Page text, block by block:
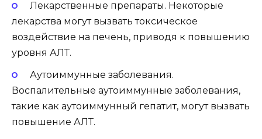
Лекарственные препараты. Некоторые
лекарства могут вызвать токсическое
воздействие на печень, приводя к повышению
уровня АЛТ.
Аутоиммунные заболевания.
Воспалительные аутоиммунные заболевания,
такие как аутоиммунный гепатит, могут вызвать
повышение АЛТ.